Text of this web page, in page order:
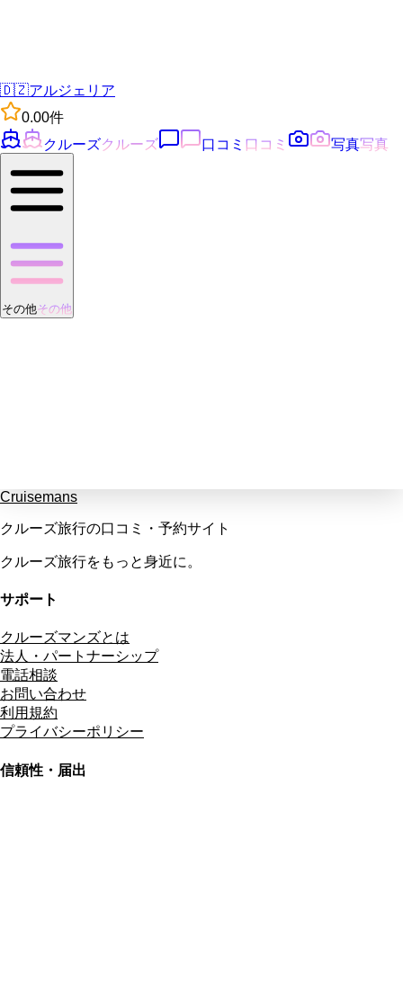
🇩🇿アルジェリア
0.00件
クルーズクルーズ 口コミ 口コミ 写真写真
その他その他
Cruisemans
クルーズ旅行の口コミ・予約サイト
クルーズ旅行をもっと身近に。
サポート
クルーズマンズとは
法人・パートナーシップ
電話相談
お問い合わせ
利用規約
プライバシーポリシー
信頼性・届出